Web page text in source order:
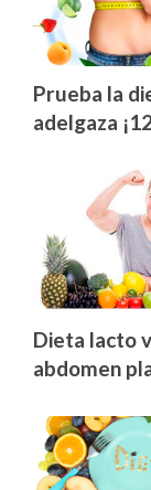
Prueba la
adelgaza
Dieta lacto
abdomen